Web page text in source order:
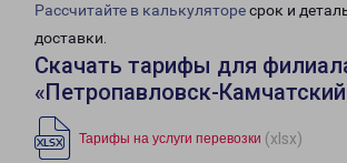
Рассчитайте в калькуляторесрок и
доставки.
Скачать тарифы для
«Петропавловск-
Тарифы на услуги перевозки (xlsx)